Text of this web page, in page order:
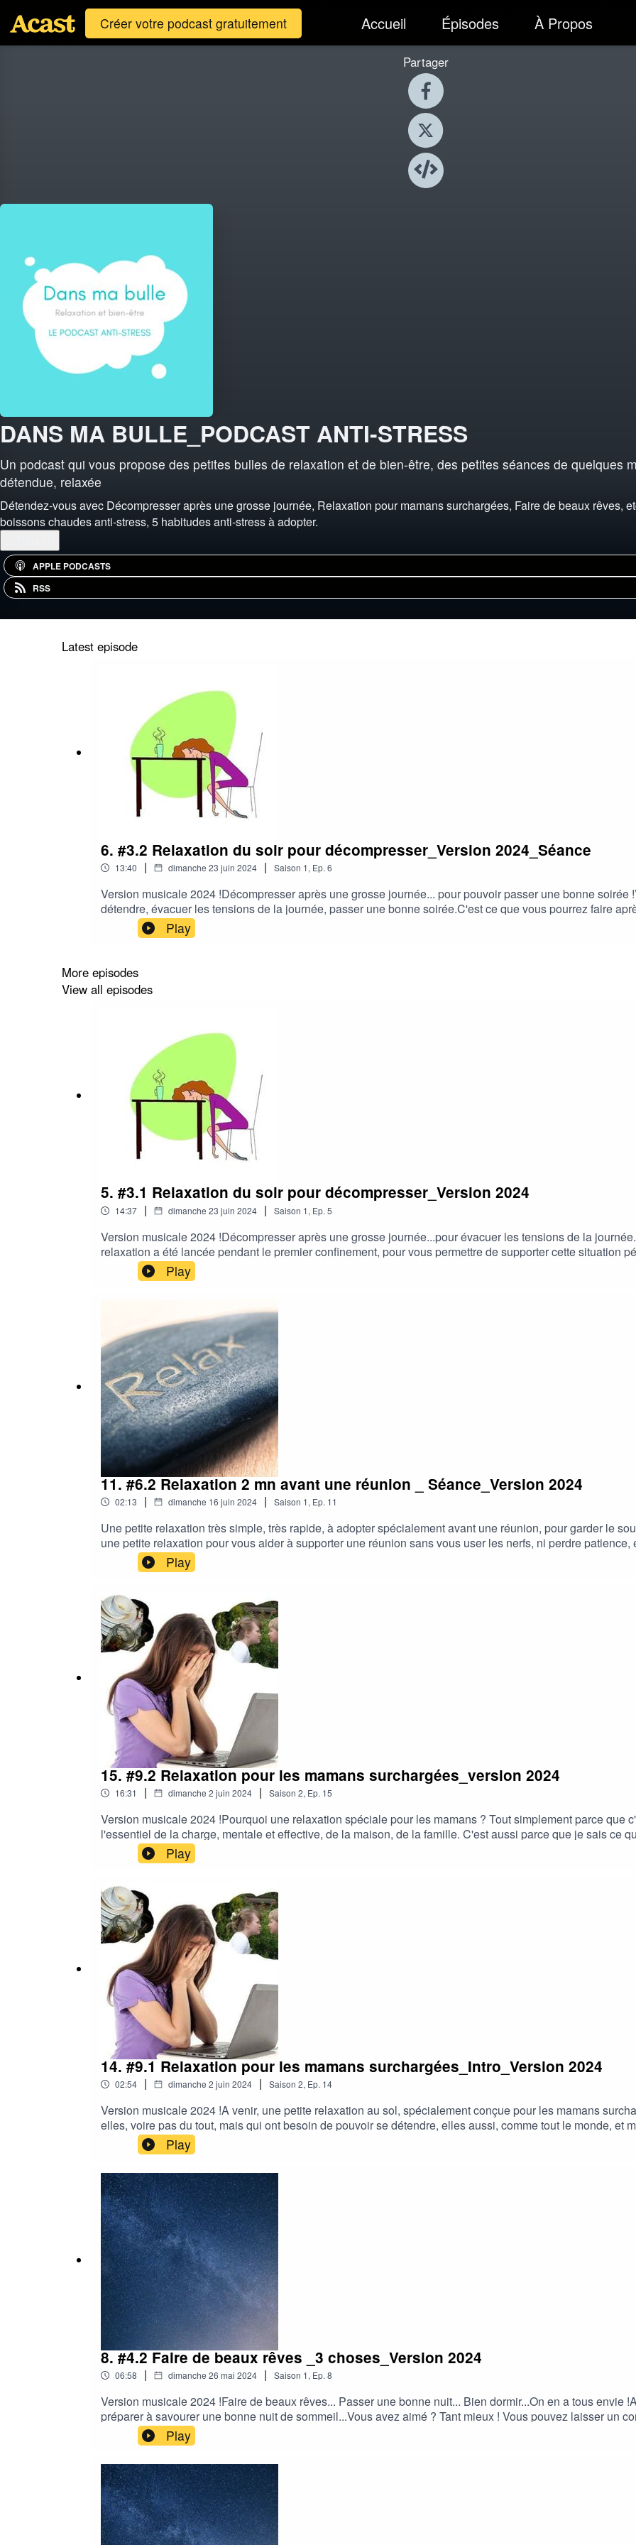
Créer votre podcast gratuitement Accueil Épisodes À Propos
Partager
DANS MA BULLE_PODCAST ANTI-STRESS
Un podcast qui vous propose des petites bulles de relaxation et de bien-être, des petites séances de quelques
détendue, relaxée
Détendez-vous avec Décompresser après une grosse journée, Relaxation pour mamans surchargées, Faire de beaux rêves,
boissons chaudes anti-stress, 5 habitudes anti-stress à adopter.
APPLE PODCASTS
RSS
Latest episode
6. #3.2 Relaxation du soir pour décompresser_Version 2024_Séance
13:40 | dimanche 23 juin 2024 | Saison 1, Ep. 6
Version musicale 2024 !Décompresser après une grosse journée... pour pouvoir passer une bonne
détendre, évacuer les tensions de la journée, passer une bonne soirée.C'est ce que vous pourrez faire
chercher un endroit calme où vous pourrez vous allonger sur le sol et prévenez votre entourage que vous
décompresser...Cette relaxation a été lancée pendant le premier confinement, pour vous permettre de
partager sur les réseaux sociaux👍A bientôt !Retrouvez tous mes conseils anti-stress ici : https://
découvrez l'accompagnement anti-stress personnalisé : https://www.dansmabulle-relaxation.com/
Play
More episodes
View all episodes
5. #3.1 Relaxation du soir pour décompresser_Version 2024
14:37 | dimanche 23 juin 2024 | Saison 1, Ep. 5
Version musicale 2024 !Décompresser après une grosse journée...pour évacuer les tensions de la
relaxation a été lancée pendant le premier confinement, pour vous permettre de supporter cette situation
mieux.Retrouvez tous mes conseils anti-stress ici : https://www.dansmabulle-relaxation.comPour allez
personnalisé : https://www.dansmabulle-relaxation.com/accompagnement-anti-stress
Play
11. #6.2 Relaxation 2 mn avant une réunion _ Séance_Version 2024
02:13 | dimanche 16 juin 2024 | Saison 1, Ep. 11
Une petite relaxation très simple, très rapide, à adopter spécialement avant une réunion, pour garder le
une petite relaxation pour vous aider à supporter une réunion sans vous user les nerfs, ni perdre
puissiez vous protéger et tirer bénéfice d'une réunion qui vous ennuie 😉Vous avez aimé ? Tant mieux !
partager votre ressenti 😊Vous pouvez aussi partager sur les réseaux sociaux👍A bientôt !Retrouvez tous
https://www.mariegonand.com/coaching-anti-stress
Play
15. #9.2 Relaxation pour les mamans surchargées_version 2024
16:31 | dimanche 2 juin 2024 | Saison 2, Ep. 15
Version musicale 2024 !Pourquoi une relaxation spéciale pour les mamans ? Tout simplement parce que
l'essentiel de la charge, mentale et effective, de la maison, de la famille. C'est aussi parce que je sais ce
front et faire le maximum, se démener, en permanence, pour que tout se passe bien, sur tous les plans.
jours.Donc c'est à vous, les mamans surchargées, que je propose cette relaxation, courte mais efficace.
aussi 😀Vous avez aimé ? Tant mieux ! Vous pouvez laisser un commentaire ICI, pour partager votre
sociaux👍Retrouvez tous mes conseils anti-stress ici : https://www.dansmabulle-relaxation.comPour allez
stress personnalisé : https://www.dansmabulle-relaxation.com/accompagnement-anti-stress
Play
14. #9.1 Relaxation pour les mamans surchargées_Intro_Version 2024
02:54 | dimanche 2 juin 2024 | Saison 2, Ep. 14
Version musicale 2024 !A venir, une petite relaxation au sol, spécialement conçue pour les mamans
elles, voire pas du tout, mais qui ont besoin de pouvoir se détendre, elles aussi, comme tout le monde, et
Retrouvez tous mes conseils anti-stress ici : https://www.dansmabulle-relaxation.comPour allez plus loin,
personnalisé : https://www.dansmabulle-relaxation.com/accompagnement-anti-stress
Play
8. #4.2 Faire de beaux rêves _3 choses_Version 2024
06:58 | dimanche 26 mai 2024 | Saison 1, Ep. 8
Version musicale 2024 !Faire de beaux rêves... Passer une bonne nuit... Bien dormir...On en a tous envie
préparer à savourer une bonne nuit de sommeil...Vous avez aimé ? Tant mieux ! Vous pouvez laisser un
😊.Vous pouvez aussi partager sur les réseaux sociaux 👍.A bientôt !Retrouvez tous mes conseils anti-
relaxation.comPour allez plus loin, découvrez l'accompagnement anti-stress personnalisé : https://
stress
Play